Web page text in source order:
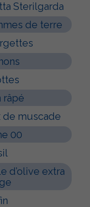
Sterilgarda
de terre
râpé
de muscade
00
d’olive extra